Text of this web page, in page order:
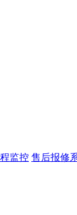
监控 售后报修